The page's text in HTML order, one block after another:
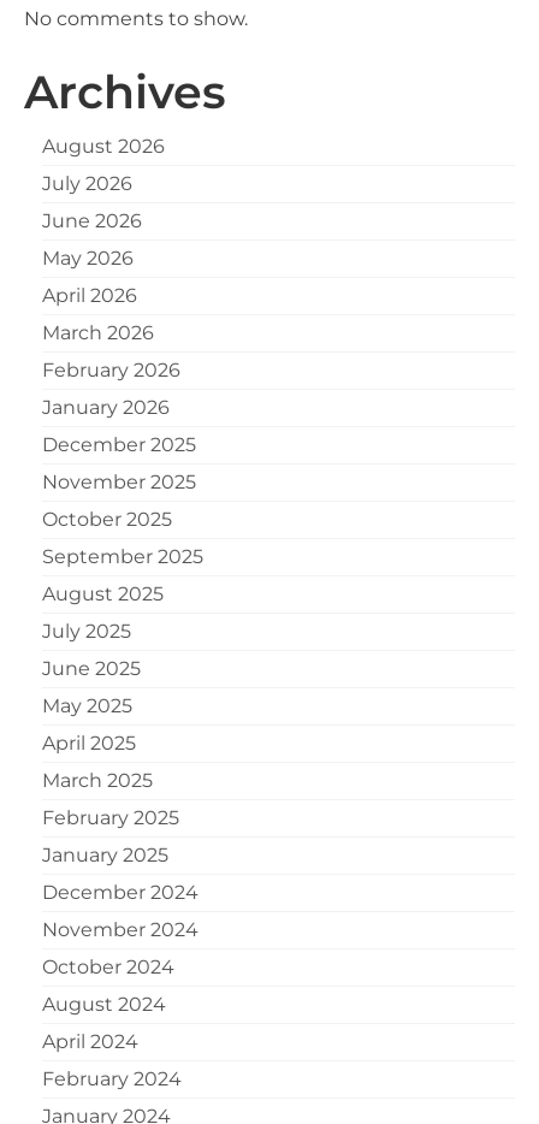
No comments to show.
Archives
August 2026
July 2026
June 2026
May 2026
April 2026
March 2026
February 2026
January 2026
December 2025
November 2025
October 2025
September 2025
August 2025
July 2025
June 2025
May 2025
April 2025
March 2025
February 2025
January 2025
December 2024
November 2024
October 2024
August 2024
April 2024
February 2024
January 2024